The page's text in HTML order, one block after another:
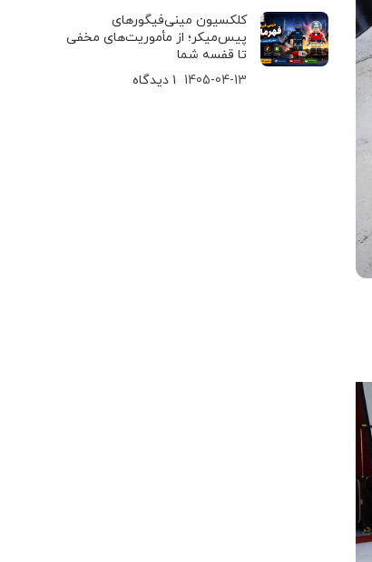
کلکسیون مینی‌فیگورهای
پیس‌میکر؛ از مأموریت‌های مخفی
تا قفسه شما
1405-04-13 ۱ دیدگاه